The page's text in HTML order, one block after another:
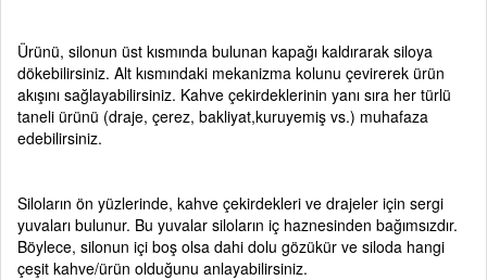
Ürünü, silonun üst kısmında bulunan kapağı kaldırarak siloya
dökebilirsiniz. Alt kısmındaki mekanizma kolunu çevirerek ürün
akışını sağlayabilirsiniz. Kahve çekirdeklerinin yanı sıra her türlü
taneli ürünü (draje, çerez, bakliyat,kuruyemiş vs.) muhafaza
edebilirsiniz.
Siloların ön yüzlerinde, kahve çekirdekleri ve drajeler için sergi
yuvaları bulunur. Bu yuvalar siloların iç haznesinden bağımsızdır.
Böylece, silonun içi boş olsa dahi dolu gözükür ve siloda hangi
çeşit kahve/ürün olduğunu anlayabilirsiniz.